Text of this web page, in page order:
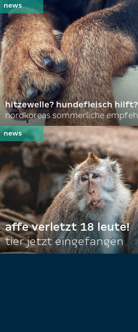
hitzewelle? hundefleisch hilft?
affe verletzt 18 leute!
tier jetzt eingefangen